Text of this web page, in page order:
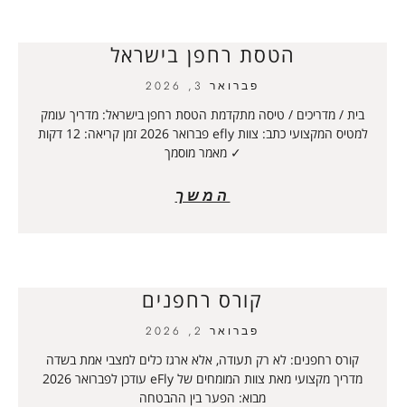
הטסת רחפן בישראל
פברואר 3, 2026
בית / מדריכים / טיסה מתקדמת הטסת רחפן בישראל: מדריך עומק
למטיס המקצועי כתב: צוות efly פברואר 2026 זמן קריאה: 12 דקות
✓ מאמר מוסמך
המשך
קורס רחפנים
פברואר 2, 2026
קורס רחפנים: לא רק תעודה, אלא ארגז כלים למצבי אמת בשדה
מדריך מקצועי מאת צוות המומחים של eFly עודכן לפברואר 2026
מבוא: הפער בין ההבטחה